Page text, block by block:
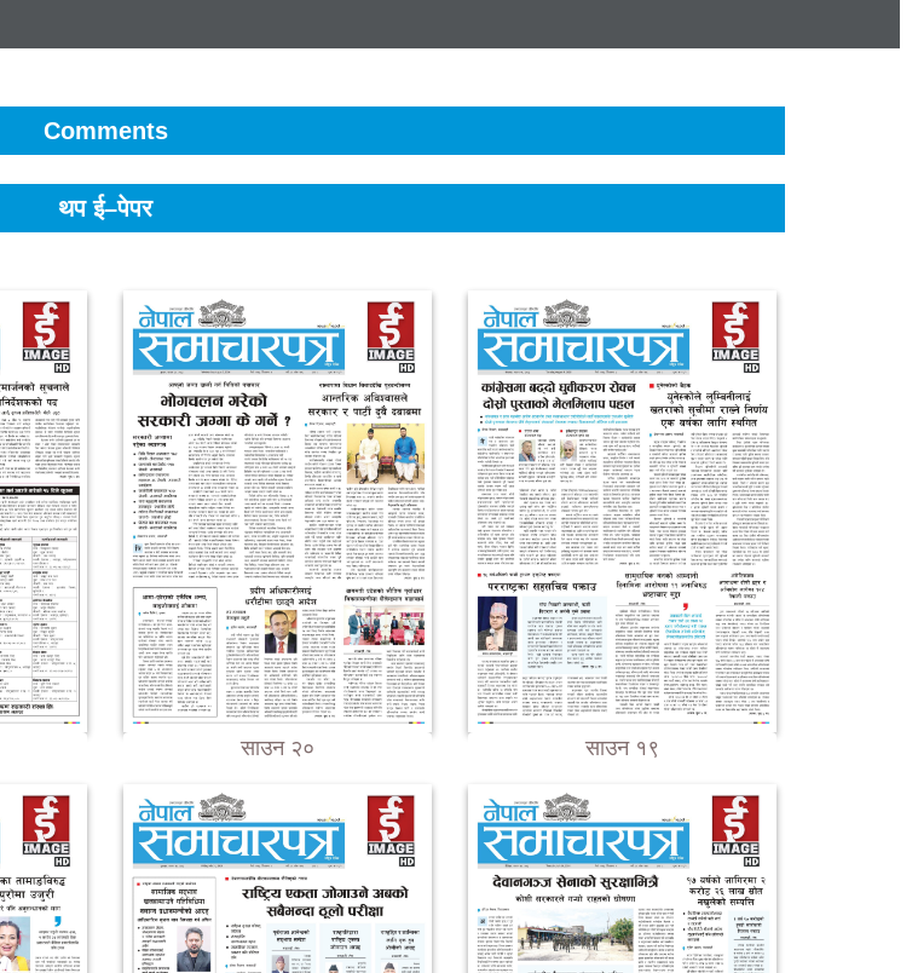
Comments
थप ई–पेपर
साउन २० साउन १९